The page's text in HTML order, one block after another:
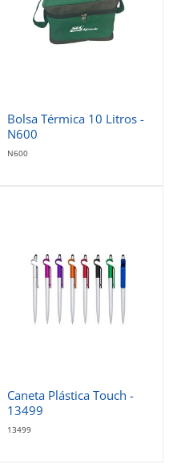
Bolsa Térmica 10 Litros -
N600
N600
Caneta Plástica Touch -
13499
13499